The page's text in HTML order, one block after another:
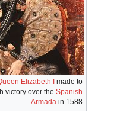
Elizabeth I
made to
victory over the Spanish
Armada in 1588.